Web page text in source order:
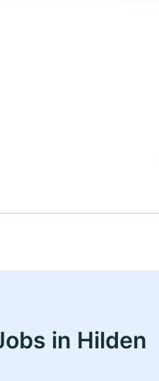
in Hilden